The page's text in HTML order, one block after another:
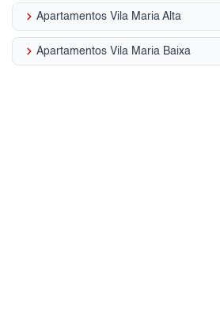
keyboard_arrow_right Apartamentos Vila Maria Alta
keyboard_arrow_right Apartamentos Vila Maria Baixa